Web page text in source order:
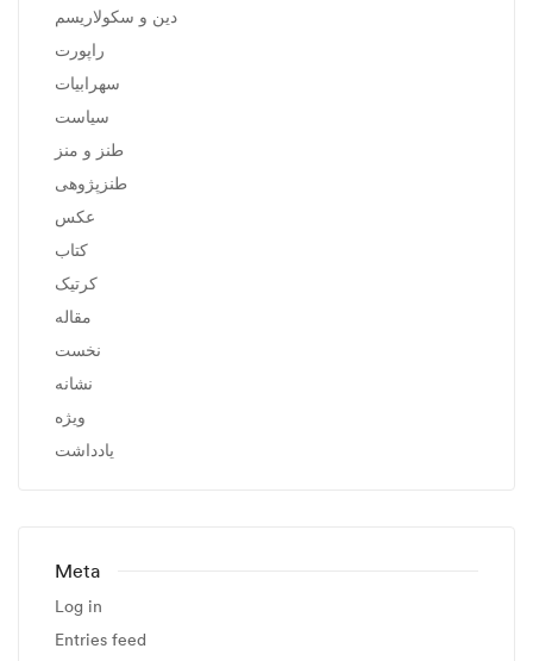
دین و سکولاریسم
راپورت
سهرابیات
سیاست
طنز و منز
طنزپژوهی
عکس
کتاب
کرتیک
مقاله
نخست
نشانه
ویژه
یادداشت
Meta
Log in
Entries feed